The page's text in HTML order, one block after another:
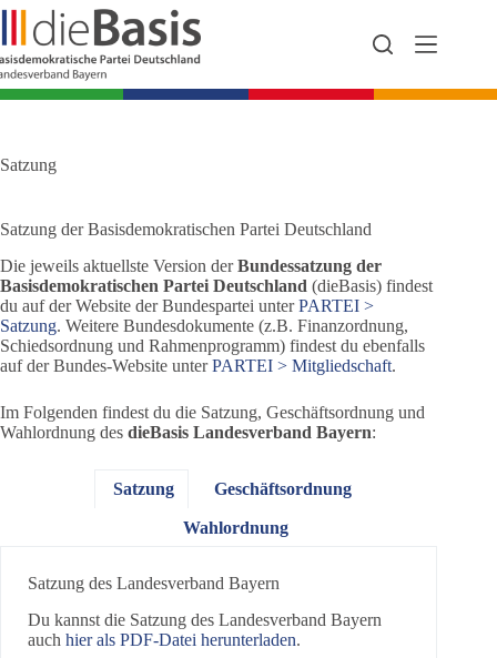
Zum
Inhalt
springen
Satzung
Satzung der Basisdemokratischen Partei Deutschland
Die jeweils aktuellste Version derBundessatzung der
Basisdemokratischen Partei Deutschland (dieBasis) findest
du auf der Website der Bundespartei unterPARTEI >
Satzung. Weitere Bundesdokumente (z.B. Finanzordnung,
Schiedsordnung und Rahmenprogramm) findest du ebenfalls
auf der Bundes-Website unterPARTEI > Mitgliedschaft.
Im Folgenden findest du die Satzung, Geschäftsordnung und
Wahlordnung des dieBasis Landesverband Bayern:
Satzung Geschäftsordnung
Wahlordnung
Satzung des Landesverband Bayern
Du kannst die Satzung des Landesverband Bayern
auch hier als PDF-Datei herunterladen.